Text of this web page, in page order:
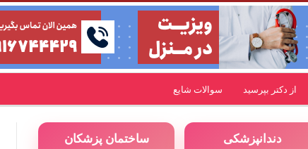
از دکتر بپرسید سوالات شایع
ساختمان پزشکان دندانپزشکی